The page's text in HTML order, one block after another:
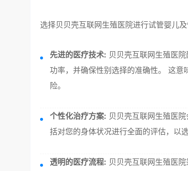
选择贝贝壳互联网生殖医院进行试管婴儿及
先进的医疗技术: 贝贝壳互联网生殖医
功率，并确保性别选择的准确性。 这
险。
个性化治疗方案: 贝贝壳互联网生殖医
括对您的身体状况进行全面的评估，以
透明的医疗流程: 贝贝壳互联网生殖医